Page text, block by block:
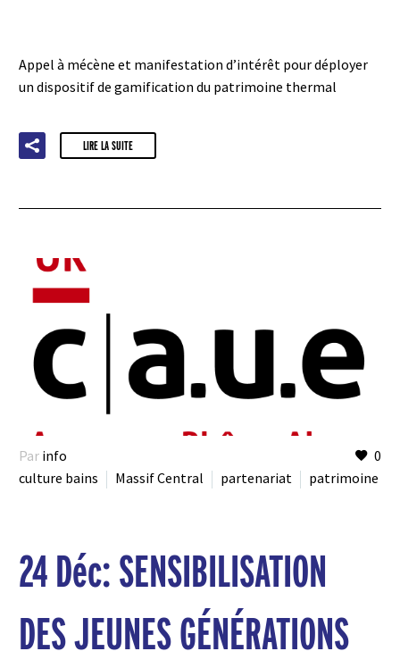
Appel à mécène et manifestation d’intérêt pour déployer
un dispositif de gamification du patrimoine thermal
LIRE LA SUITE
0
Par info
culture bains
Massif Central partenariat patrimoine
24 Déc:SENSIBILISATION
DES JEUNES GÉNÉRATIONS